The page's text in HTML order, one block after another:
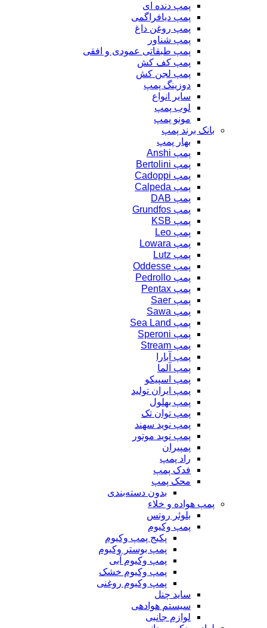
پمپ دنده ای
پمپ دیافراگمی
پمپ روغن داغ
پمپ شناور
پمپ طبقاتی عمودی و افقی
پمپ کف کش
پمپ لجن کش
دوزینگ پمپ
سایر انواع
لوب پمپ
مونو پمپ
بانک برند پمپ
بهار پمپ
پمپ Anshi
پمپ Bertolini
پمپ Cadoppi
پمپ Calpeda
پمپ DAB
پمپ Grundfos
پمپ KSB
پمپ Leo
پمپ Lowara
پمپ Lutz
پمپ Oddesse
پمپ Pedrollo
پمپ Pentax
پمپ Saer
پمپ Sawa
پمپ Sea Land
پمپ Speroni
پمپ Stream
پمپ آبارا
پمپ آلما
پمپ اسپیکو
پمپ ایران تولید
پمپ بهلول
پمپ توان تک
پمپ نوید سهند
پمپ نوید موتور
پمپیران
راد پمپ
فدک پمپ
محک پمپ
بدون دسته‌بندی
پمپ هواده و خلاء
بلوئر روتس
پمپ وکیوم
پکیج پمپ وکیوم
پمپ بوستر وکیوم
پمپ وکیوم آبی
پمپ وکیوم خشک
پمپ وکیوم روغنی
ساید چنل
سیستم هوادهی
لوازم جانبی